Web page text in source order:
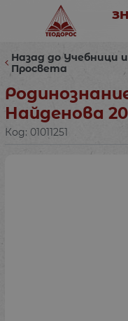
Назад до Учебници
Просвета
Найденова
Код: 01011251